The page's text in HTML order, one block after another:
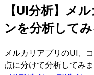
【UI分析】メ
ンを分析して
メルカリアプリのUI、
点に分けて分析してみま